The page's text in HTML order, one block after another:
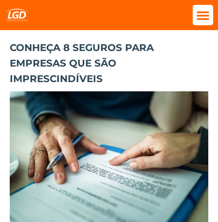
CONHEÇA 8 SEGUROS PARA
EMPRESAS QUE SÃO
IMPRESCINDÍVEIS